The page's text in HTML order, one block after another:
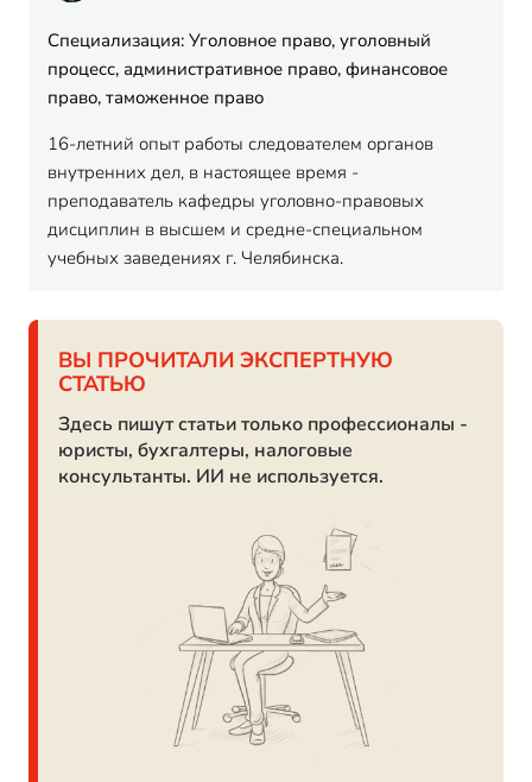
Специализация: Уголовное право, уголовный
процесс, административное право, финансовое
право, таможенное право
16-летний опыт работы следователем органов
внутренних дел, в настоящее время -
преподаватель кафедры уголовно-правовых
дисциплин в высшем и средне-специальном
учебных заведениях г. Челябинска.
ВЫ ПРОЧИТАЛИ ЭКСПЕРТНУЮ
СТАТЬЮ
Здесь пишут статьи только профессионалы -
юристы, бухгалтеры, налоговые
консультанты. ИИ не используется.